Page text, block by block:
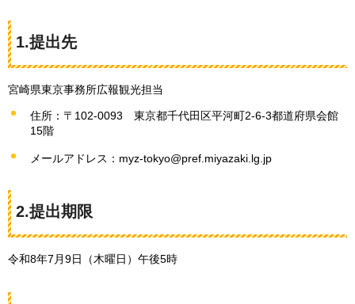
1.提出先
宮崎県東京事務所広報観光担当
住所：〒102-0093
東京都千代田区平河町2-6-3都道府県会館
15階
メールアドレス：myz-tokyo@pref.miyazaki.lg.jp
2.提出期限
令和8年7月9日（木曜日）午後5時